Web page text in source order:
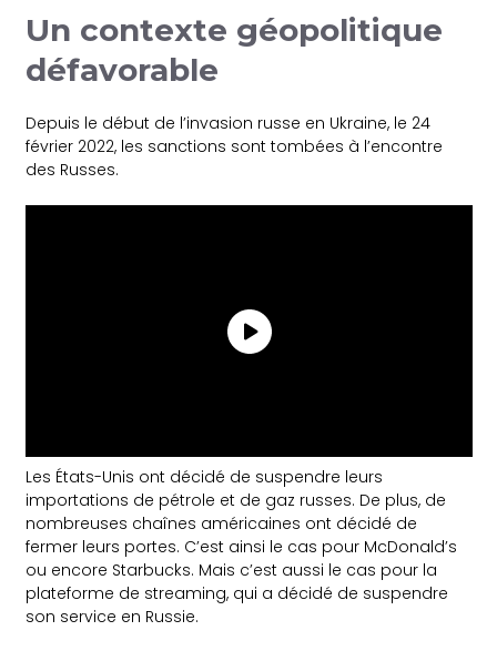
Un contexte géopolitique
défavorable
Depuis le début de l’invasion russe en Ukraine, le 24
février 2022, les sanctions sont tombées à l’encontre
des Russes.
Les États-Unis ont décidé de suspendre leurs
importations de pétrole et de gaz russes. De plus, de
nombreuses chaînes américaines ont décidé de
fermer leurs portes. C’est ainsi le cas pour McDonald’s
ou encore Starbucks. Mais c’est aussi le cas pour la
plateforme de streaming, qui a décidé de suspendre
son service en Russie.